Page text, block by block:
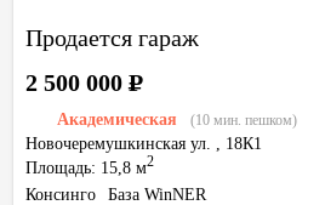
Продается гараж
Академическая (10 мин. пешком)
Новочеремушкинская ул. , 18К1
Площадь: 15,8 м2
2 500 000Р
Консинго База WinNER